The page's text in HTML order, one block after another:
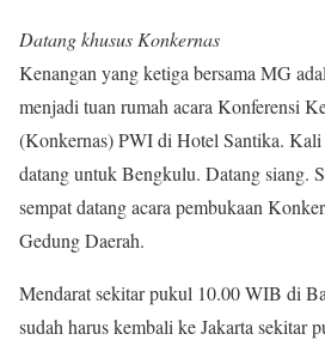
Datang khusus Konkernas
Kenangan yang ketiga bersama MG
menjadi tuan rumah acara Konferensi
(Konkernas) PWI di Hotel Santika. Kali
datang untuk Bengkulu. Datang siang.
sempat datang acara pembukaan
Gedung Daerah.
Mendarat sekitar pukul 10.00 WIB di
sudah harus kembali ke Jakarta sekitar